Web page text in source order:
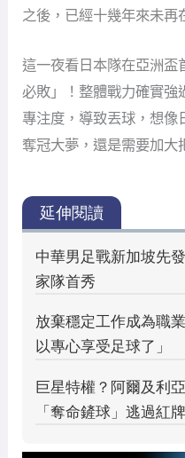
之後，已經十幾年來未再
這一夜看日本隊在亞洲盃
必敗」！整體戰力確實強
專注度，導致丟球，想像
奪冠大夢，還是需要加大